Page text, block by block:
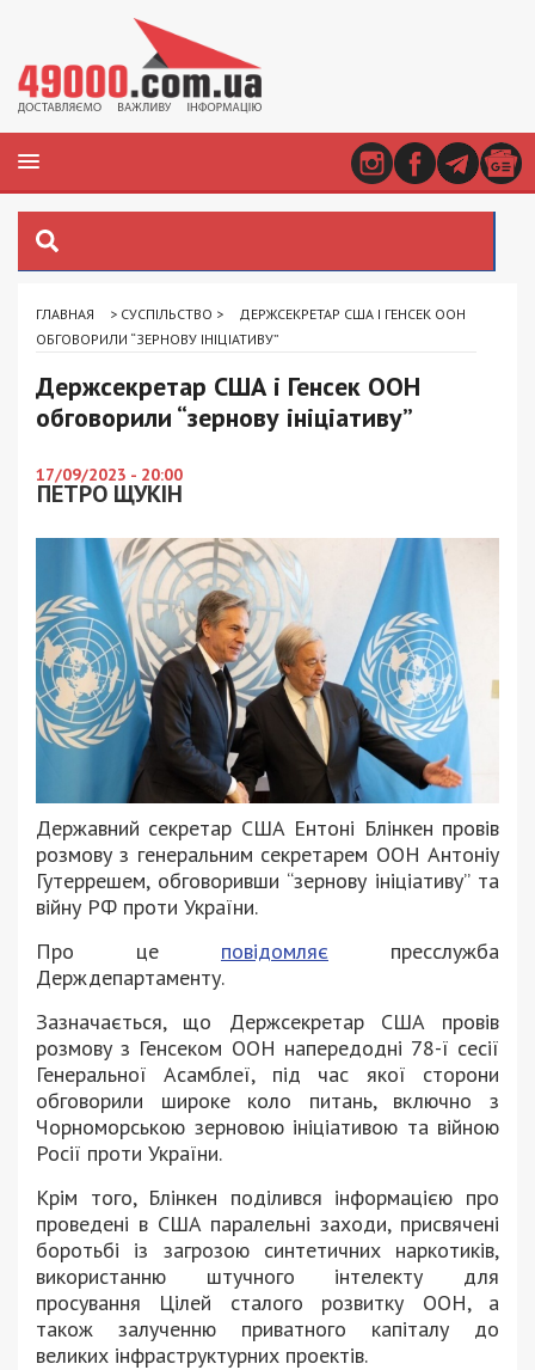
ГЛАВНАЯ > СУСПІЛЬСТВО >
ДЕРЖСЕКРЕТАР США І ГЕНСЕК ООН
ОБГОВОРИЛИ “ЗЕРНОВУ ІНІЦІАТИВУ”
Держсекретар США і Генсек ООН
обговорили “зернову ініціативу”
17/09/2023 - 20:00
ПЕТРО ЩУКІН
Державний секретар США Ентоні Блінкен провів
розмову з генеральним секретарем ООН Антоніу
Гутеррешем, обговоривши “зернову ініціативу” та
війну РФ проти України.
Про це повідомляє пресслужба
Держдепартаменту.
Зазначається, що Держсекретар США провів
розмову з Генсеком ООН напередодні 78-ї сесії
Генеральної Асамблеї, під час якої сторони
обговорили широке коло питань, включно з
Чорноморською зерновою ініціативою та війною
Росії проти України.
Крім того, Блінкен поділився інформацією про
проведені в США паралельні заходи, присвячені
боротьбі із загрозою синтетичних наркотиків,
використанню штучного інтелекту для
просування Цілей сталого розвитку ООН, а
також залученню приватного капіталу до
великих інфраструктурних проектів.